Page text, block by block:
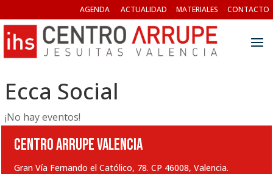
AGENDA ACTUALIDAD MATERIALES CONTACTO
Ecca Social
¡No hay eventos!
CENTRO ARRUPE VALENCIA
Gran Vía Fernando el Católico, 78. CP 46008, Valencia.